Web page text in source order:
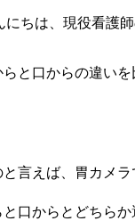
にちは、現役看護師
と口からの違い
言えば、胃カメラ
口からとどちらか